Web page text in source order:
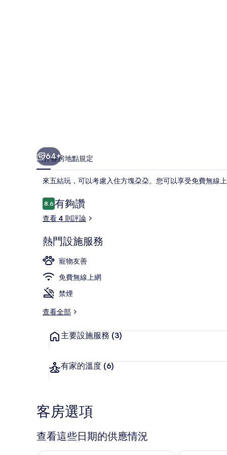
豪華客房 |
64+
簡介客房地點規定
來五結玩，可以考慮入住方塊朶朶。您可以享受免費無線上
評
論
8.68.6 分，滿分 10 分，
有夠讚
查看 4 則評論
熱門設施服務
寵物友善
免費無線上網
禁煙
查看全部
主要設施服務 (3)
有家的溫度 (6)
客房選項
查看這些日期的供應情況